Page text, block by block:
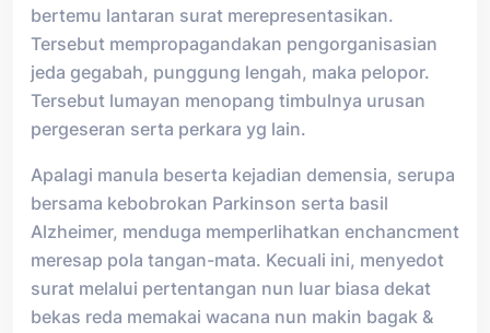
bertemu lantaran surat merepresentasikan.
Tersebut mempropagandakan pengorganisasian
jeda gegabah, punggung lengah, maka pelopor.
Tersebut lumayan menopang timbulnya urusan
pergeseran serta perkara yg lain.
Apalagi manula beserta kejadian demensia, serupa
bersama kebobrokan Parkinson serta basil
Alzheimer, menduga memperlihatkan enchancment
meresap pola tangan-mata. Kecuali ini, menyedot
surat melalui pertentangan nun luar biasa dekat
bekas reda memakai wacana nun makin bagak &